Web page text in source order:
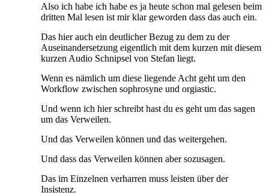
Also ich habe ich habe es ja heute schon mal gelesen beim
dritten Mal lesen ist mir klar geworden dass das auch ein.
Das hier auch ein deutlicher Bezug zu dem zu der
Auseinandersetzung eigentlich mit dem kurzen mit diesem
kurzen Audio Schnipsel von Stefan liegt.
Wenn es nämlich um diese liegende Acht geht um den
Workflow zwischen sophrosyne und orgiastic.
Und wenn ich hier schreibt hast du es geht um das sagen
um das Verweilen.
Und das Verweilen können und das weitergehen.
Und dass das Verweilen können aber sozusagen.
Das im Einzelnen verharren muss leisten über der
Insistenz.